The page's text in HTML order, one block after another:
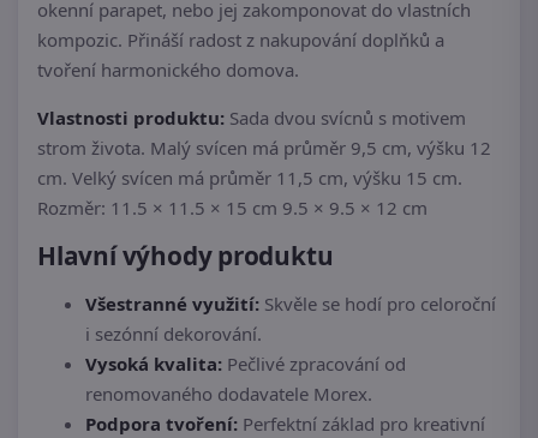
okenní parapet, nebo jej zakomponovat do vlastních
kompozic. Přináší radost z nakupování doplňků a
tvoření harmonického domova.
Vlastnosti produktu: Sada dvou svícnů s motivem
strom života. Malý svícen má průměr 9,5 cm, výšku 12
cm. Velký svícen má průměr 11,5 cm, výšku 15 cm.
Rozměr: 11.5 × 11.5 × 15 cm 9.5 × 9.5 × 12 cm
Hlavní výhody produktu
Všestranné využití: Skvěle se hodí pro celoroční
i sezónní dekorování.
Vysoká kvalita: Pečlivé zpracování od
renomovaného dodavatele Morex.
Podpora tvoření: Perfektní základ pro kreativní